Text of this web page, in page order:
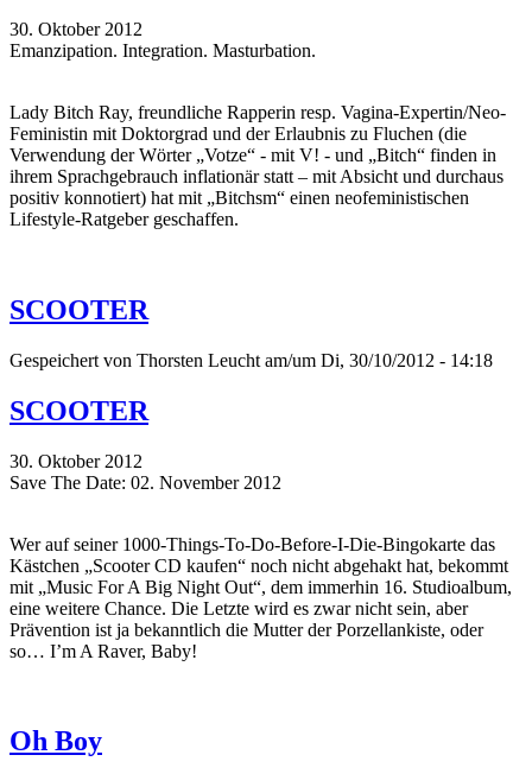
30. Oktober 2012
Emanzipation. Integration. Masturbation.
Lady Bitch Ray, freundliche Rapperin resp. Vagina-Expertin/Neo-
Feministin mit Doktorgrad und der Erlaubnis zu Fluchen (die
Verwendung der Wörter „Votze“ - mit V! - und „Bitch“ finden in
ihrem Sprachgebrauch inflationär statt – mit Absicht und durchaus
positiv konnotiert) hat mit „Bitchsm“ einen neofeministischen
Lifestyle-Ratgeber geschaffen.
SCOOTER
Gespeichert von Thorsten Leucht am/um Di, 30/10/2012 - 14:18
SCOOTER
30. Oktober 2012
Save The Date: 02. November 2012
Wer auf seiner 1000-Things-To-Do-Before-I-Die-Bingokarte das
Kästchen „Scooter CD kaufen“ noch nicht abgehakt hat, bekommt
mit „Music For A Big Night Out“, dem immerhin 16. Studioalbum,
eine weitere Chance. Die Letzte wird es zwar nicht sein, aber
Prävention ist ja bekanntlich die Mutter der Porzellankiste, oder
so… I’m A Raver, Baby!
Oh Boy